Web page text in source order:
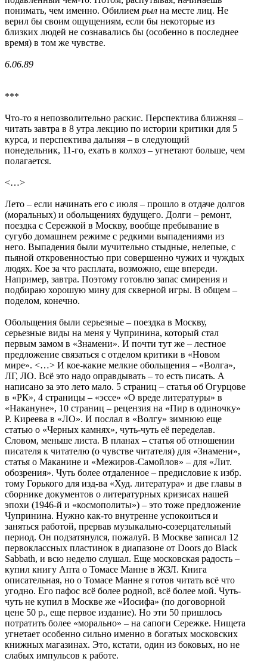
понимать, чем именно. Обилием рыл на месте лиц. Не
верил бы своим ощущениям, если бы некоторые из
близких людей не сознавались бы (особенно в последнее
время) в том же чувстве.
6.06.89
***
Что-то я непозволительно раскис. Перспектива ближняя –
читать завтра в 8 утра лекцию по истории критики для 5
курса, и перспектива дальняя – в следующий
понедельник, 11-го, ехать в колхоз – угнетают больше, чем
полагается.
<…>
Лето – если начинать его с июля – прошло в отдаче долгов
(моральных) и обольщениях будущего. Долги – ремонт,
поездка с Сережкой в Москву, вообще пребывание в
сугубо домашнем режиме с редкими выпадениями из
него. Выпадения были мучительно стыдные, нелепые, с
пьяной откровенностью при совершенно чужих и чуждых
людях. Кое за что расплата, возможно, еще впереди.
Например, завтра. Поэтому готовлю запас смирения и
подбираю хорошую мину для скверной игры. В общем –
поделом, конечно.
Обольщения были серьезные – поездка в Москву,
серьезные виды на меня у Чупринина, который стал
первым замом в «Знамени». И почти тут же – лестное
предложение связаться с отделом критики в «Новом
мире». <…> И кое-какие мелкие обольщения – «Волга»,
ЛГ, ЛО. Всё это надо оправдывать – то есть писать. А
написано за это лето мало. 5 страниц – статья об Огурцове
в «РК», 4 страницы – «эссе» «О вреде литературы» в
«Накануне», 10 страниц – рецензия на «Пир в одиночку»
Р. Киреева в «ЛО». И послал в «Волгу» зимнюю еще
статью о «Черных камнях», чуть-чуть её переделав.
Словом, меньше листа. В планах – статья об отношении
писателя к читателю (о чувстве читателя) для «Знамени»,
статья о Маканине и «Межиров-Самойлов» – для «Лит.
обозрения». Чуть более отдаленное – предисловие к избр.
тому Горького для изд-ва «Худ. литература» и две главы в
сборнике документов о литературных кризисах нашей
эпохи (1946-й и «космополиты») – это тоже предложение
Чупринина. Нужно как-то внутренне успокоиться и
заняться работой, прервав музыкально-созерцательный
период. Он подзатянулся, пожалуй. В Москве записал 12
первоклассных пластинок в диапазоне от Doors до Black
Sabbath, и всю неделю слушал. Еще московская радость –
купил книгу Апта о Томасе Манне в ЖЗЛ. Книга
описательная, но о Томасе Манне я готов читать всё что
угодно. Его пафос всё более родной, всё более мой. Чуть-
чуть не купил в Москве же «Иосифа» (по договорной
цене 50 р., еще первое издание). Но эти 50 пришлось
потратить более «морально» – на сапоги Сережке. Нищета
угнетает особенно сильно именно в богатых московских
книжных магазинах. Это, кстати, один из боковых, но не
слабых импульсов к работе.